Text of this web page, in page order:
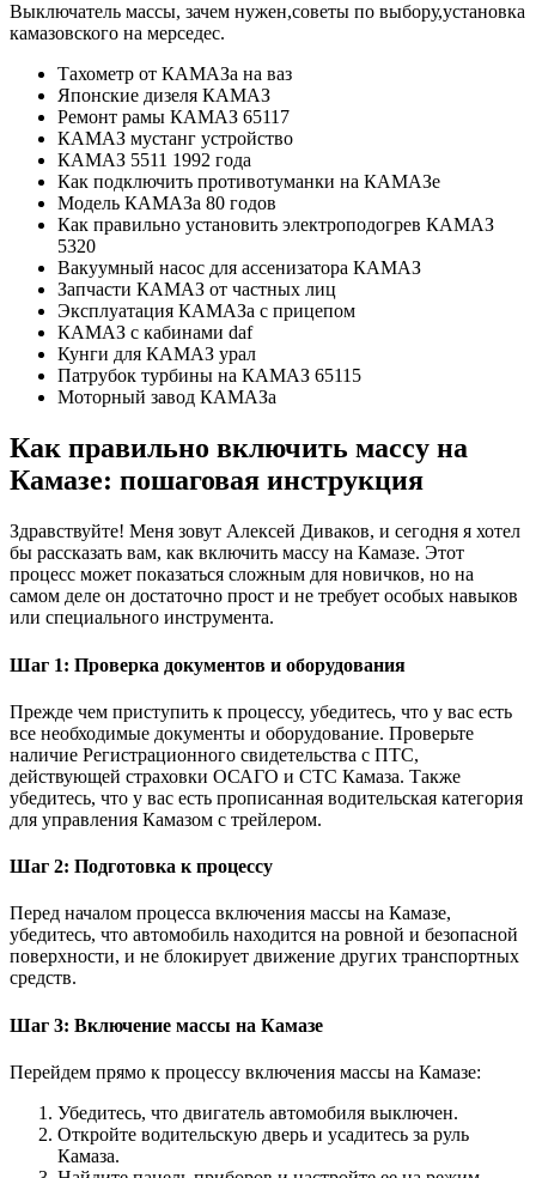
Выключатель массы, зачем нужен,советы по выбору,установка
камазовского на мерседес.
Тахометр от КАМАЗа на ваз
Японские дизеля КАМАЗ
Ремонт рамы КАМАЗ 65117
КАМАЗ мустанг устройство
КАМАЗ 5511 1992 года
Как подключить противотуманки на КАМАЗе
Модель КАМАЗа 80 годов
Как правильно установить электроподогрев КАМАЗ
5320
Вакуумный насос для ассенизатора КАМАЗ
Запчасти КАМАЗ от частных лиц
Эксплуатация КАМАЗа с прицепом
КАМАЗ с кабинами daf
Кунги для КАМАЗ урал
Патрубок турбины на КАМАЗ 65115
Моторный завод КАМАЗа
Как правильно включить массу на
Камазе: пошаговая инструкция
Здравствуйте! Меня зовут Алексей Диваков, и сегодня я хотел
бы рассказать вам, как включить массу на Камазе. Этот
процесс может показаться сложным для новичков, но на
самом деле он достаточно прост и не требует особых навыков
или специального инструмента.
Шаг 1: Проверка документов и оборудования
Прежде чем приступить к процессу, убедитесь, что у вас есть
все необходимые документы и оборудование. Проверьте
наличие Регистрационного свидетельства с ПТС,
действующей страховки ОСАГО и СТС Камаза. Также
убедитесь, что у вас есть прописанная водительская категория
для управления Камазом с трейлером.
Шаг 2: Подготовка к процессу
Перед началом процесса включения массы на Камазе,
убедитесь, что автомобиль находится на ровной и безопасной
поверхности, и не блокирует движение других транспортных
средств.
Шаг 3: Включение массы на Камазе
Перейдем прямо к процессу включения массы на Камазе:
Убедитесь, что двигатель автомобиля выключен.
Откройте водительскую дверь и усадитесь за руль
Камаза.